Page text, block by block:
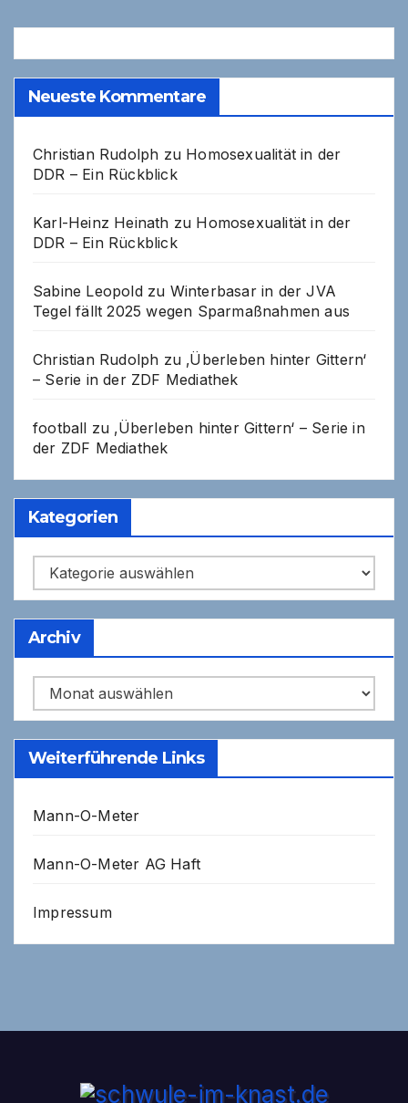
Neueste Kommentare
Christian Rudolph zu Homosexualität in der
DDR – Ein Rückblick
Karl-Heinz Heinath zu Homosexualität in der
DDR – Ein Rückblick
Sabine Leopoldzu Winterbasar in der JVA
Tegel fällt 2025 wegen Sparmaßnahmen aus
Christian Rudolph zu ‚Überleben hinter Gittern‘
– Serie in der ZDF Mediathek
football zu ‚Überleben hinter Gittern‘ – Serie in
der ZDF Mediathek
Kategorien
Kategorien
Archiv
Archiv
Weiterführende Links
Mann-O-Meter
Mann-O-Meter AG Haft
Impressum